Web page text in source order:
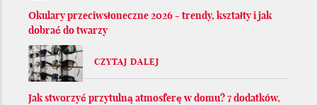
Okulary przeciwsłoneczne 2026 - trendy, kształty i jak
dobrać do twarzy
CZYTAJ DALEJ
Jak stworzyć przytulną atmosferę w domu? 7 dodatków,